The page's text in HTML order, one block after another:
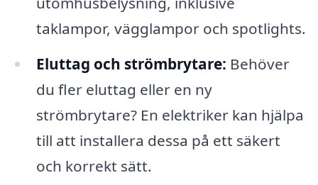
taklampor, vägglampor och spotlights.
Eluttag och strömbrytare: Behöver
du fler eluttag eller en ny
strömbrytare? En elektriker kan hjälpa
till att installera dessa på ett säkert
och korrekt sätt.